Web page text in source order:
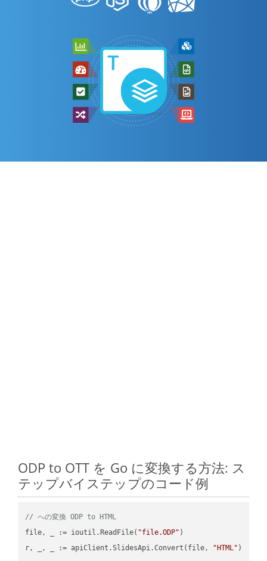
ODP to OTT を Go に変換する方法: ス
テップバイステップのコード例
// への変換 ODP to HTML
file, _ := ioutil.ReadFile( "file.ODP" )
r, _, _ := apiClient.SlidesApi.Convert(file,
"HTML" )